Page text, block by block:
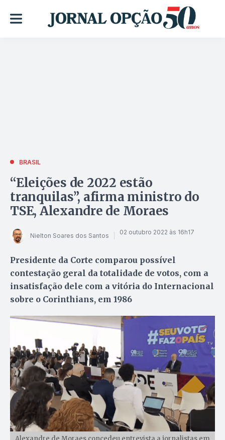
BRASIL
“Eleições de 2022 estão
tranquilas”, afirma ministro do
TSE, Alexandre de Moraes
Nielton Soares dos Santos 02 outubro 2022 às 16h17
Presidente da Corte comparou possível
contestação geral da totalidade de votos, com a
insatisfação dele com a vitória do Internacional
sobre o Corinthians, em 1986